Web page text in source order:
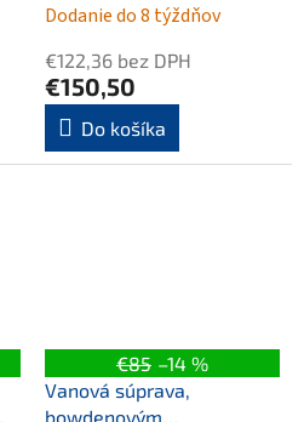
Dodanie do 8 týždňov
€122,36 bez DPH
€150,50
Do košíka
€85 –14 %
Vanová súprava,
bowdenovým